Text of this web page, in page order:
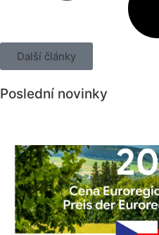
Další články
Poslední novinky